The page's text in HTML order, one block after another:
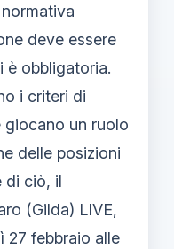
deve essere
è obbligatoria.
i criteri di
un ruolo
delle posizioni
di ciò, il
(Gilda) LIVE,
27 febbraio alle